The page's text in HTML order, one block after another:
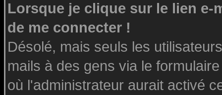
Lorsque je clique sur le lien e-
de me connecter !
Désolé, mais seuls les
mails à des gens via le
où l'administrateur aurait activé